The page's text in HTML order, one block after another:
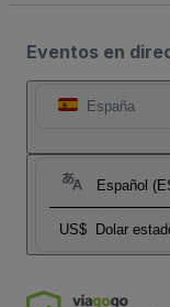
Eventos en
España
Español
US$ Dolar